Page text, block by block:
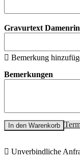
Gravurtext
Bemerkung
Bemerkungen
In den Warenkorb
Unverbindliche